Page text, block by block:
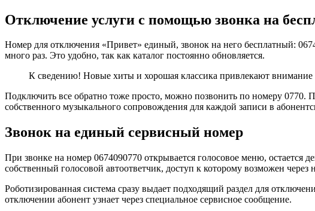
Отключение услуги с помощью звонка на
Номер для отключения «Привет» единый, звонок на него бесплатный: 06
много раз. Это удобно, так как каталог постоянно обновляется.
К сведению! Новые хиты и хорошая классика привлекают внимание
Подключить все обратно тоже просто, можно позвонить по номеру 0770.
собственного музыкального сопровождения для каждой записи в
Звонок на единый сервисный номер
При звонке на номер 0674090770 открывается голосовое меню, остается
собственный голосовой автоответчик, доступ к которому возможен через
Роботизированная система сразу выдает подходящий раздел для
отключении абонент узнает через специальное сервисное сообщение.